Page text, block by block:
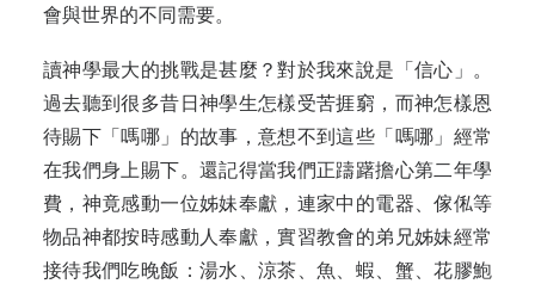
會與世界的不同需要。
讀神學最大的挑戰是甚麼？對於我來說是「信心」。
過去聽到很多昔日神學生怎樣受苦捱窮，而神怎樣恩
待賜下「嗎哪」的故事，意想不到這些「嗎哪」經常
在我們身上賜下。還記得當我們正躊躇擔心第二年學
費，神竟感動一位姊妹奉獻，連家中的電器、傢俬等
物品神都按時感動人奉獻，實習教會的弟兄姊妹經常
接待我們吃晚飯：湯水、涼茶、魚、蝦、蟹、花膠鮑